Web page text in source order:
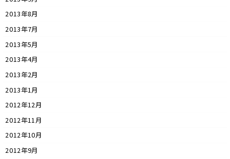
2013年8月
2013年7月
2013年5月
2013年4月
2013年2月
2013年1月
2012年12月
2012年11月
2012年10月
2012年9月